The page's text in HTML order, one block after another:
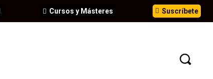
Suscríbete
Cursos y Másteres